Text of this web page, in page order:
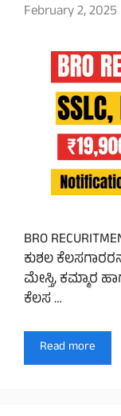
February 2, 2025
BRO
ಕುಶಲ
ಮೇಸ್ತಿ, ಕಮ್ಮಾರ
ಕೆಲಸ …
Read more